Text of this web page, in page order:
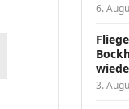
6.
3.